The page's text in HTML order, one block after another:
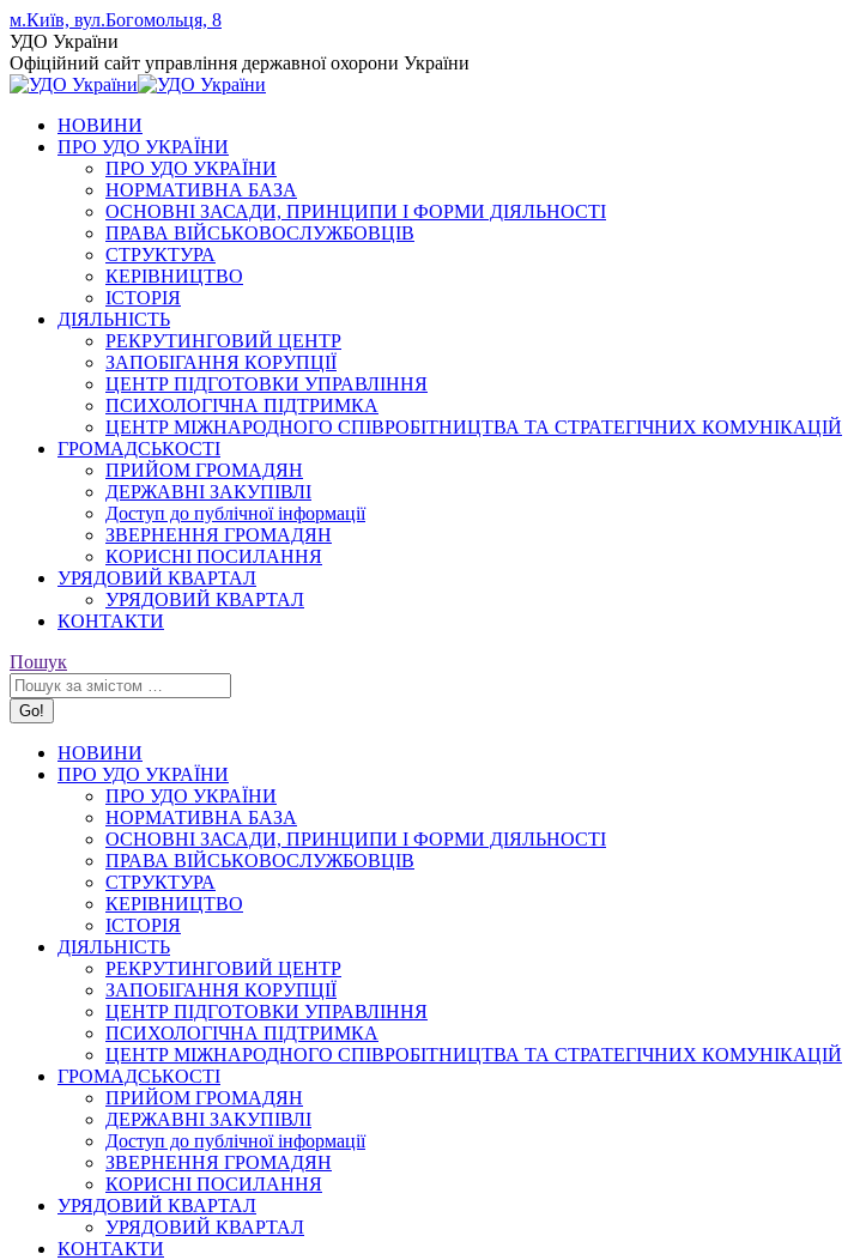
Skip
to
content
м.Київ, вул.Богомольця, 8
Facebook
page
opens
new
window
YouTube
page
opens
new
window
Instagram
page
opens
new
window
УДО України
Офіційний сайт управління державної охорони України
НОВИНИ
ПРО УДО УКРАЇНИ
ПРО УДО УКРАЇНИ
НОРМАТИВНА БАЗА
ОСНОВНІ ЗАСАДИ, ПРИНЦИПИ І ФОРМИ ДІЯЛЬНОСТІ
ПРАВА ВІЙСЬКОВОСЛУЖБОВЦІВ
СТРУКТУРА
КЕРІВНИЦТВО
ІСТОРІЯ
ДІЯЛЬНІСТЬ
РЕКРУТИНГОВИЙ ЦЕНТР
ЗАПОБІГАННЯ КОРУПЦІЇ
ЦЕНТР ПІДГОТОВКИ УПРАВЛІННЯ
ПСИХОЛОГІЧНА ПІДТРИМКА
ЦЕНТР МІЖНАРОДНОГО СПІВРОБІТНИЦТВА ТА СТРАТЕГІЧНИХ КОМУНІКАЦІЙ
ГРОМАДСЬКОСТІ
ПРИЙОМ ГРОМАДЯН
ДЕРЖАВНІ ЗАКУПІВЛІ
Доступ до публічної інформації
ЗВЕРНЕННЯ ГРОМАДЯН
КОРИСНІ ПОСИЛАННЯ
УРЯДОВИЙ КВАРТАЛ
УРЯДОВИЙ КВАРТАЛ
КОНТАКТИ
Search:
Пошук
НОВИНИ
ПРО УДО УКРАЇНИ
ПРО УДО УКРАЇНИ
НОРМАТИВНА БАЗА
ОСНОВНІ ЗАСАДИ, ПРИНЦИПИ І ФОРМИ ДІЯЛЬНОСТІ
ПРАВА ВІЙСЬКОВОСЛУЖБОВЦІВ
СТРУКТУРА
КЕРІВНИЦТВО
ІСТОРІЯ
ДІЯЛЬНІСТЬ
РЕКРУТИНГОВИЙ ЦЕНТР
ЗАПОБІГАННЯ КОРУПЦІЇ
ЦЕНТР ПІДГОТОВКИ УПРАВЛІННЯ
ПСИХОЛОГІЧНА ПІДТРИМКА
ЦЕНТР МІЖНАРОДНОГО СПІВРОБІТНИЦТВА ТА СТРАТЕГІЧНИХ КОМУНІКАЦІЙ
ГРОМАДСЬКОСТІ
ПРИЙОМ ГРОМАДЯН
ДЕРЖАВНІ ЗАКУПІВЛІ
Доступ до публічної інформації
ЗВЕРНЕННЯ ГРОМАДЯН
КОРИСНІ ПОСИЛАННЯ
УРЯДОВИЙ КВАРТАЛ
УРЯДОВИЙ КВАРТАЛ
КОНТАКТИ